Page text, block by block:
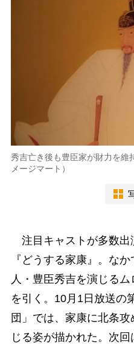
秀吉亡き後も豊臣家が財力を維
メージマート）
注目キャストが多数出
『どうする家康』。な
人・豊臣秀吉を演じる
を引く。10月1日放送の
団」では、家康に北条
じる姿が描かれた。次回